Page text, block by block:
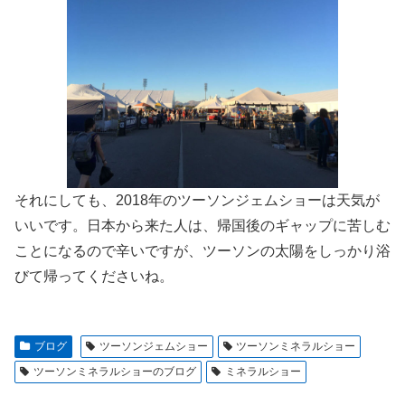
それにしても、2018年のツーソンジェムショーは天気が
いいです。日本から来た人は、帰国後のギャップに苦しむ
ことになるので辛いですが、ツーソンの太陽をしっかり浴
びて帰ってくださいね。
ブログ ツーソンジェムショー
ツーソンミネラルショー
ツーソンミネラルショーのブログ
ミネラルショー